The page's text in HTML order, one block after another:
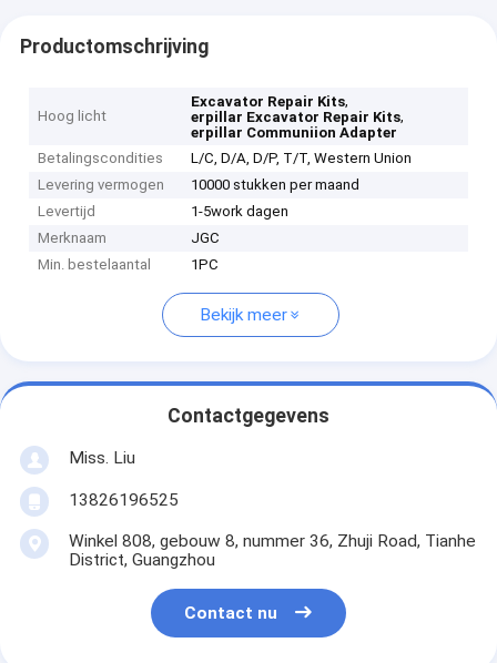
Productomschrijving
Hoog licht
Excavator Repair Kits,
erpillar Excavator Repair Kits,
erpillar Communiion Adapter
Betalingscondities
L/C, D/A, D/P, T/T, Western Union
Levering vermogen
10000 stukken per maand
Levertijd
1-5work dagen
Merknaam
JGC
Min. bestelaantal
1PC
Bekijk meer
Contactgegevens
Miss. Liu
13826196525
Winkel 808, gebouw 8, nummer 36, Zhuji Road, Tianhe
District, Guangzhou
Contact nu